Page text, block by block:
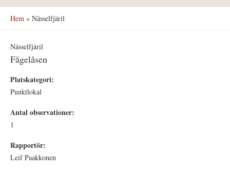
Hem » Nässelfjäril
Nässelfjäril
Fågelåsen
Platskategori:
Punktlokal
Antal observationer:
1
Rapportör:
Leif Paakkonen